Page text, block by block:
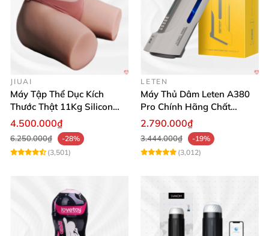
JIUAI
Máy Tập Thể Dục Kích
Thước Thật 11Kg Silicon
Cao Cấp Nhật Bản
4.500.000₫
6.250.000₫
-28%
(3,501)
LETEN
Máy Thủ Dâm Leten A380
Pro Chính Hãng Chất
Lượng Cao
2.790.000₫
3.444.000₫
-19%
(3,012)